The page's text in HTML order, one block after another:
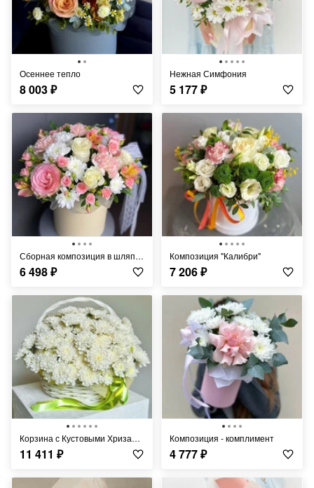
Осеннее тепло
8 003₽
Нежная Симфония
5 177₽
Сборная композиция в шляпной коробке
6 498₽
Композиция "Калибри"
7 206₽
Корзина с Кустовыми Хризантемами
11 411 ₽
Композиция - комплимент
4 777₽